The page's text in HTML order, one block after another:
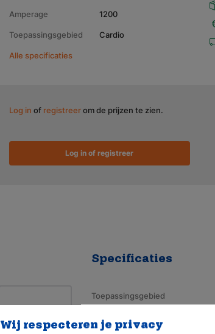
Amperage 1200
Toepassingsgebied Cardio
Alle specificaties
Log in of registreerom de prijzen te zien.
Log in of registreer
Specificaties
Toepassingsgebied
Merk
Wij respecteren je privacy